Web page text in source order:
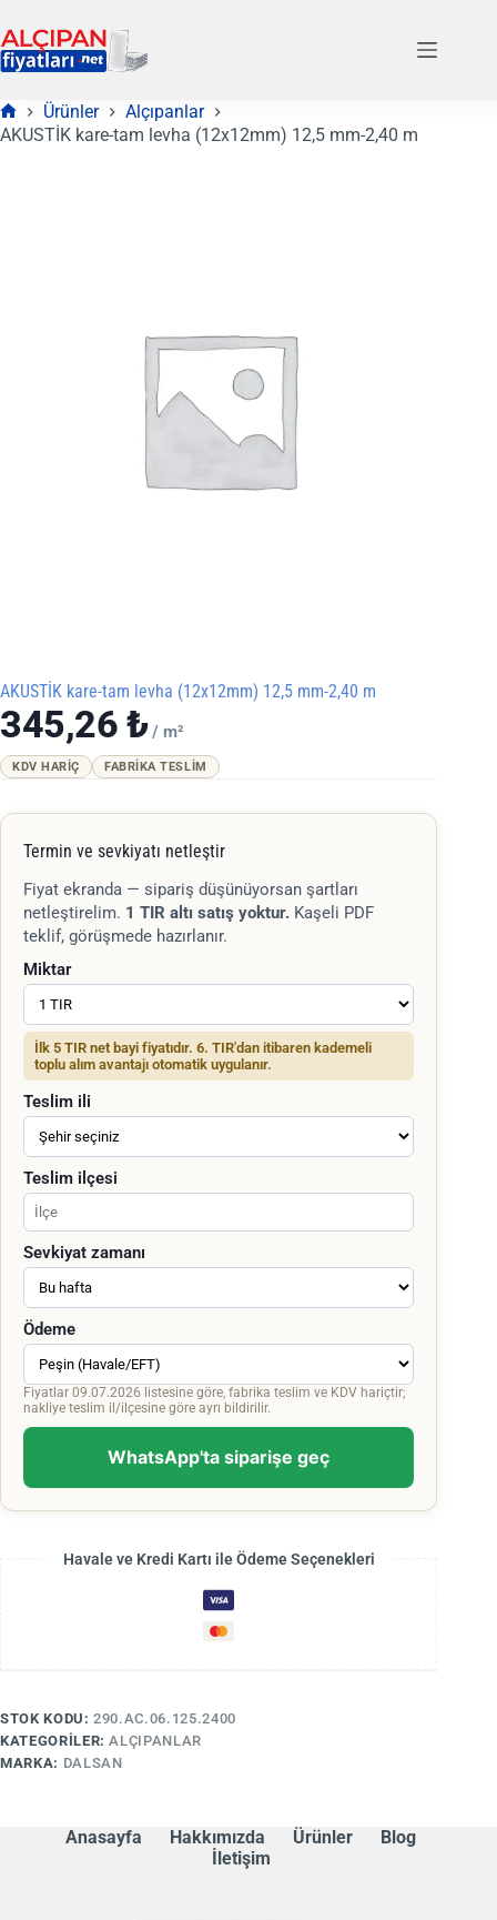
to
content
Anasayfa
Ürünler
Alçıpanlar
AKUSTİK kare-tam levha (12x12mm) 12,5 mm-2,40 m
AKUSTİK kare-tam levha (12x12mm) 12,5 mm-2,40 m
345,26 ₺ / m²
KDV HARIÇ FABRIKA TESLIM
Termin ve sevkiyatı netleştir
Fiyat ekranda — sipariş düşünüyorsan şartları
netleştirelim. 1 TIR altı satış yoktur. Kaşeli PDF
teklif, görüşmede hazırlanır.
Miktar
İlk 5 TIR net bayi fiyatıdır. 6. TIR'dan itibaren kademeli
toplu alım avantajı otomatik uygulanır.
Teslim ili
Teslim ilçesi
Sevkiyat zamanı
Ödeme
Fiyatlar 09.07.2026 listesine göre, fabrika teslim ve KDV hariçtir;
nakliye teslim il/ilçesine göre ayrı bildirilir.
WhatsApp'ta siparişe geç
Havale ve Kredi Kartı ile Ödeme Seçenekleri
STOK KODU:290.AC.06.125.2400
KATEGORILER:ALÇIPANLAR
MARKA: DALSAN
Anasayfa Hakkımızda Ürünler
Blog
İletişim